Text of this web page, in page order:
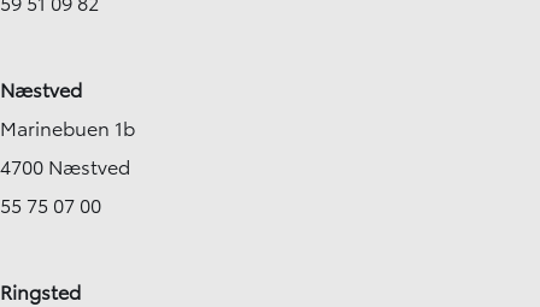
Næstved
Marinebuen 1b
4700 Næstved
55 75 07 00
Ringsted